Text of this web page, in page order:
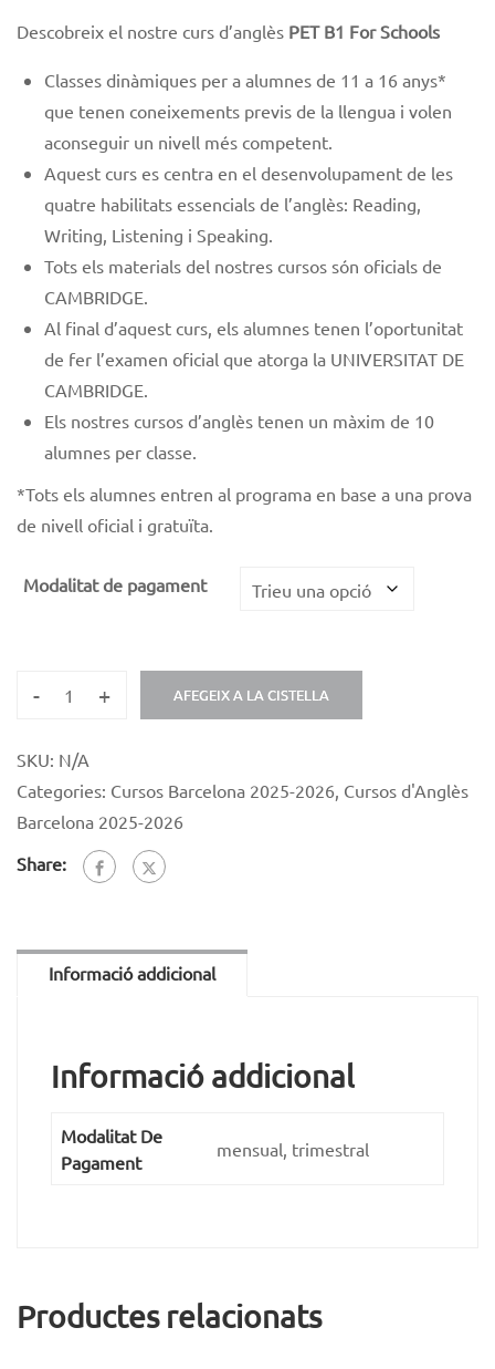
Descobreix el nostre curs d’anglès PET B1 For Schools
Classes dinàmiques per a alumnes de 11 a 16 anys*
que tenen coneixements previs de la llengua i volen
aconseguir un nivell més competent.
Aquest curs es centra en el desenvolupament de les
quatre habilitats essencials de l’anglès: Reading,
Writing, Listening i Speaking.
Tots els materials del nostres cursos són oficials de
CAMBRIDGE.
Al final d’aquest curs, els alumnes tenen l’oportunitat
de fer l’examen oficial que atorga la UNIVERSITAT DE
CAMBRIDGE.
Els nostres cursos d’anglès tenen un màxim de 10
alumnes per classe.
*Tots els alumnes entren al programa en base a una prova
de nivell oficial i gratuïta.
Modalitat de pagament
- + AFEGEIX A LA CISTELLA
SKU: N/A
Categories: Cursos Barcelona 2025-2026, Cursos d'Anglès
Barcelona 2025-2026
Share:
Informació addicional
Informació addicional
Modalitat De
Pagament
mensual, trimestral
Productes relacionats